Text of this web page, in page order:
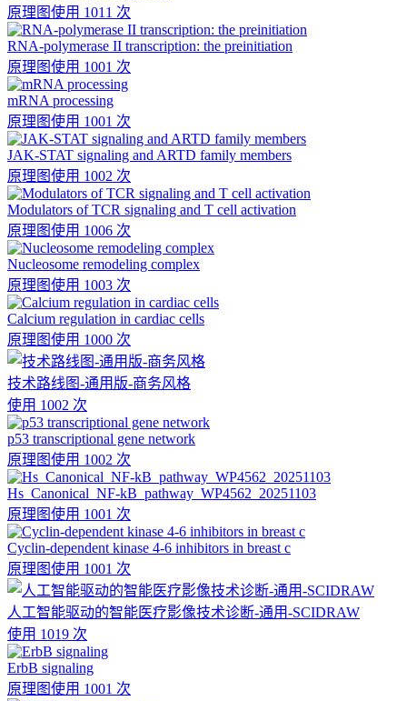
原理图使用 1011 次
RNA-polymerase II transcription: the preinitiation
原理图使用 1001 次
mRNA processing
原理图使用 1001 次
JAK-STAT signaling and ARTD family members
原理图使用 1002 次
Modulators of TCR signaling and T cell activation
原理图使用 1006 次
Nucleosome remodeling complex
原理图使用 1003 次
Calcium regulation in cardiac cells
原理图使用 1000 次
技术路线图-通用版-商务风格
使用 1002 次
p53 transcriptional gene network
原理图使用 1002 次
Hs_Canonical_NF-kB_pathway_WP4562_20251103
原理图使用 1001 次
Cyclin-dependent kinase 4-6 inhibitors in breast c
原理图使用 1001 次
人工智能驱动的智能医疗影像技术诊断-通用-SCIDRAW
使用 1019 次
ErbB signaling
原理图使用 1001 次